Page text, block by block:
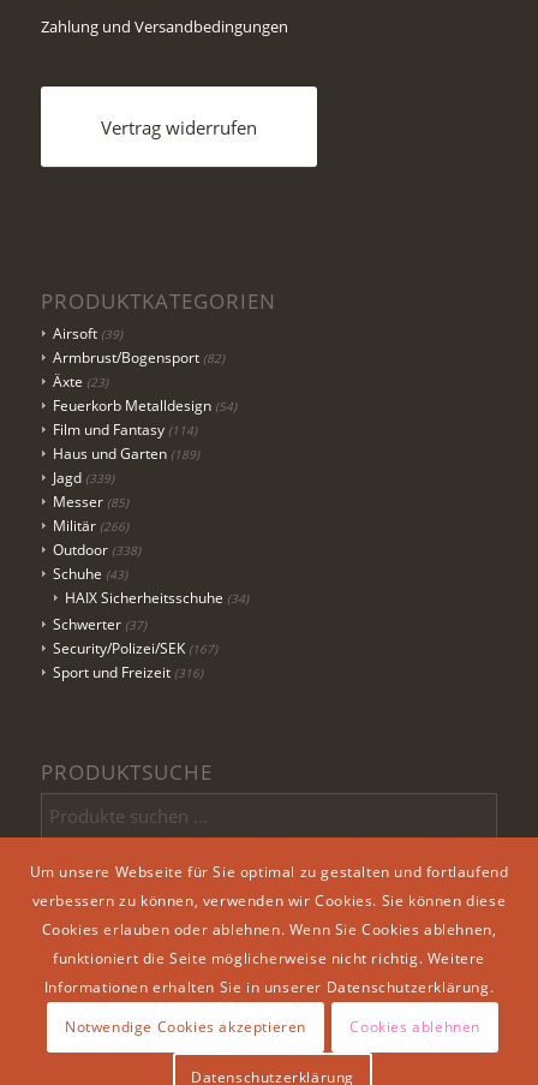
Zahlung und Versandbedingungen
Vertrag widerrufen
PRODUKTKATEGORIEN
Airsoft (39)
Armbrust/Bogensport (82)
Äxte (23)
Feuerkorb Metalldesign (54)
Film und Fantasy (114)
Haus und Garten (189)
Jagd (339)
Messer (85)
Militär (266)
Outdoor (338)
Schuhe (43)
HAIX Sicherheitsschuhe (34)
Schwerter (37)
Security/Polizei/SEK (167)
Sport und Freizeit (316)
PRODUKTSUCHE
Suchen
Um unsere Webseite für Sie optimal zu gestalten und fortlaufend
verbessern zu können, verwenden wir Cookies. Sie können diese
Cookies erlauben oder ablehnen. Wenn Sie Cookies ablehnen,
funktioniert die Seite möglicherweise nicht richtig. Weitere
Informationen erhalten Sie in unserer Datenschutzerklärung.
Notwendige Cookies akzeptieren
Cookies ablehnen
Datenschutzerklärung